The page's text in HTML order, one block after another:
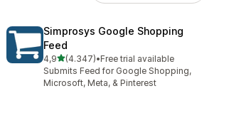
Simprosys Google Shopping
Feed
4,95 yıldız üzerinden
(4.347)
toplam 4347 değerlendirme
•Free trial available
Submits Feed for Google Shopping,
Microsoft, Meta, & Pinterest